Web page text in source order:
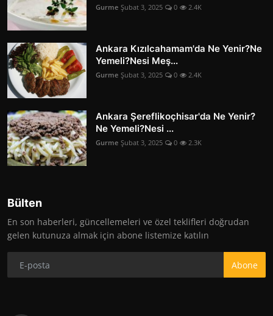
Gurme Şubat 3, 2025 0 2.4K
Ankara Kızılcahamam'da Ne Yenir?Ne
Yemeli?Nesi Meş...
Gurme Şubat 3, 2025 0 2.4K
Ankara Şereflikoçhisar'da Ne Yenir?
Ne Yemeli?Nesi ...
Gurme Şubat 3, 2025 0 2.3K
Bülten
En son haberleri, güncellemeleri ve özel teklifleri doğrudan
gelen kutunuza almak için abone listemize katılın
Abone